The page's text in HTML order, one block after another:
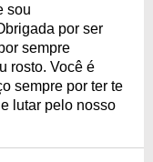
sou
por ser
sempre
rosto. Você é
sempre por ter te
lutar pelo nosso